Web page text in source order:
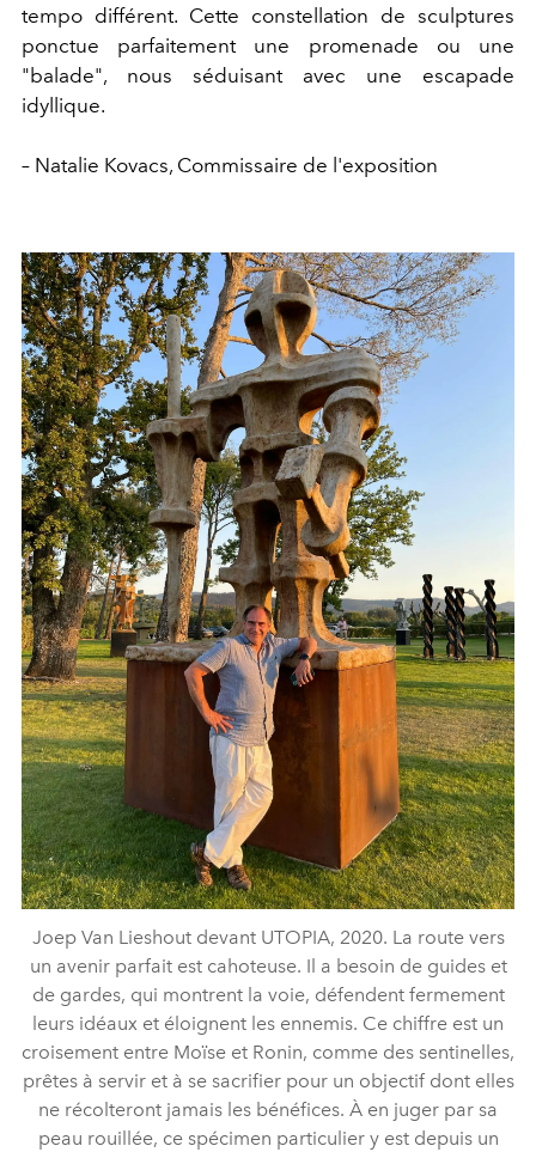
tempo différent. Cette constellation de sculptures
ponctue parfaitement une promenade ou une
"balade", nous séduisant avec une escapade
idyllique.
– Natalie Kovacs, Commissaire de l'exposition
Joep Van Lieshout devant UTOPIA, 2020. La route vers
un avenir parfait est cahoteuse. Il a besoin de guides et
de gardes, qui montrent la voie, défendent fermement
leurs idéaux et éloignent les ennemis. Ce chiffre est un
croisement entre Moïse et Ronin, comme des sentinelles,
prêtes à servir et à se sacrifier pour un objectif dont elles
ne récolteront jamais les bénéfices. À en juger par sa
peau rouillée, ce spécimen particulier y est depuis un